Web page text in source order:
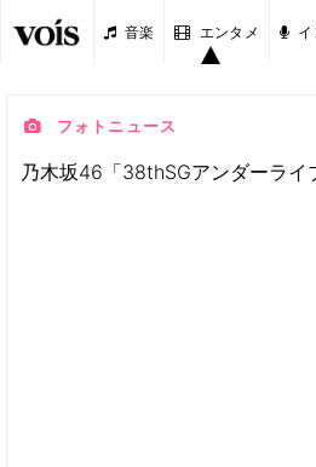
音楽 エンタメ
フォトニュース
乃木坂46「38thSGアンダーライ